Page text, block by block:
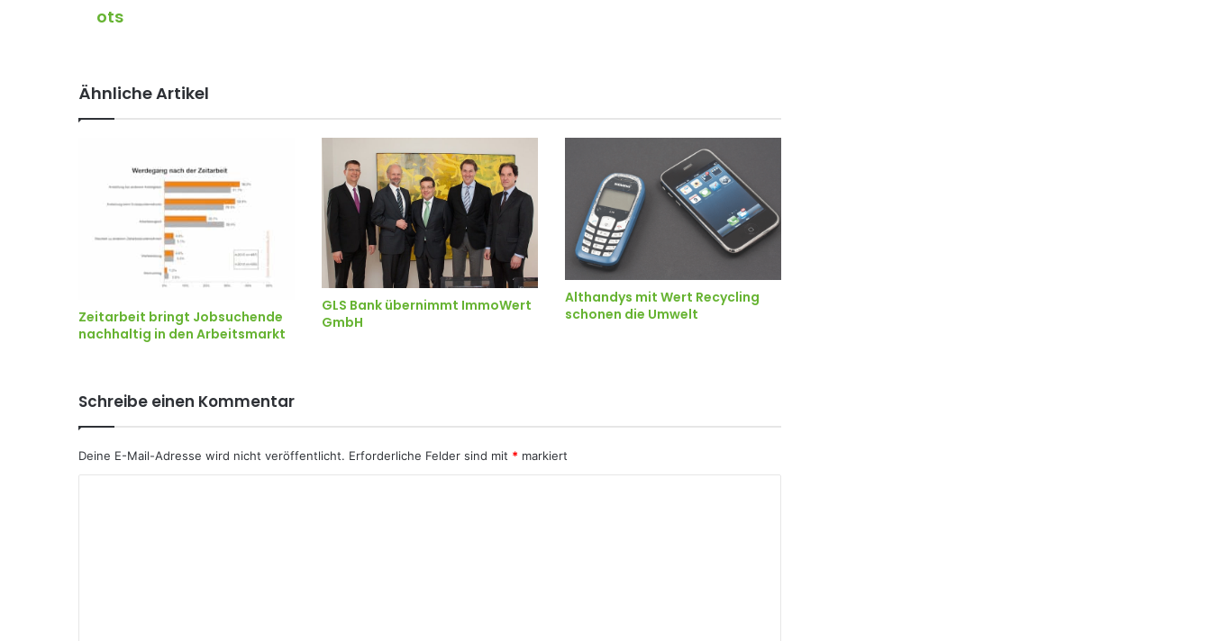
ots
Ähnliche Artikel
Zeitarbeit bringt Jobsuchende
nachhaltig in den Arbeitsmarkt
GLS Bank übernimmt ImmoWert
GmbH
Althandys mit Wert Recycling
schonen die Umwelt
Schreibe einen Kommentar
Deine E-Mail-Adresse wird nicht veröffentlicht. Erforderliche Felder sind mit * markiert